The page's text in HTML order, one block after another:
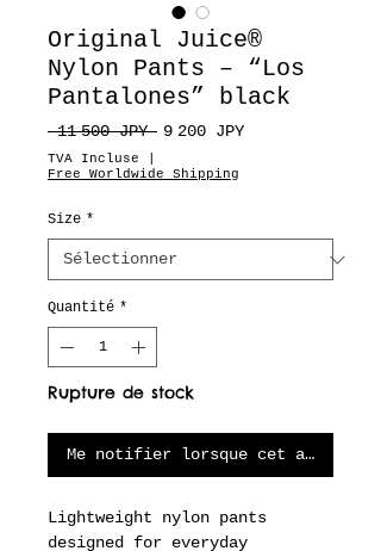
Original Juice®
Nylon Pants – “Los
Pantalones” black
11 500 JPY Prix
9 200 JPYPrix
TVA Incluse
Free Worldwide Shipping
Size *
Quantité *
Rupture de stock
Me notifier lorsque cet article
Lightweight nylon pants
designed for everyday